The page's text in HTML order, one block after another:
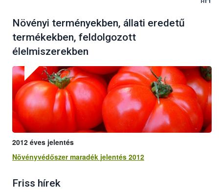
Növényi terményekben, állati eredetű
termékekben, feldolgozott
élelmiszerekben
2012 éves jelentés
Növényvédőszer maradék jelentés 2012
Friss hírek